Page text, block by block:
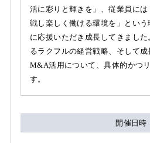
活に彩りと輝きを」、従業員に
戦し楽しく働ける環境を」とい
に応援いただき成長してきまし
るラクフルの経営戦略、そして
M&A活用について、具体的かつ
す。
開催日時